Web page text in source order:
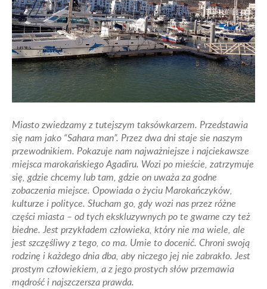
Miasto zwiedzamy z tutejszym taksówkarzem. Przedstawia
się nam jako “Sahara man”. Przez dwa dni staje sie naszym
przewodnikiem. Pokazuje nam najważniejsze i najciekawsze
miejsca marokańskiego Agadiru. Wozi po mieście, zatrzymuje
się, gdzie chcemy lub tam, gdzie on uważa za godne
zobaczenia miejsce. Opowiada o życiu Marokańczyków,
kulturze i polityce. Słucham go, gdy wozi nas przez różne
części miasta – od tych ekskluzywnych po te gwarne czy też
biedne. Jest przykładem człowieka, który nie ma wiele, ale
jest szczęśliwy z tego, co ma. Umie to docenić. Chroni swoją
rodzinę i każdego dnia dba, aby niczego jej nie zabrakło. Jest
prostym człowiekiem, a z jego prostych słów przemawia
mądrość i najszczersza prawda.